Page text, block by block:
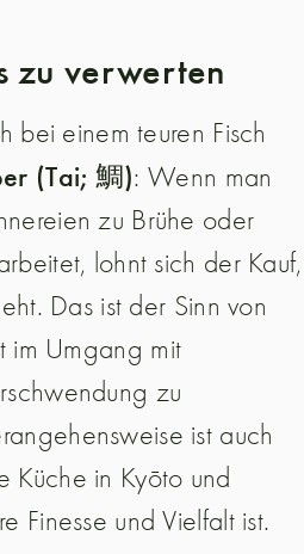
zu verwerten
bei einem teuren Fisch
(Tai; 鯛): Wenn man
zu Brühe oder
lohnt sich der Kauf,
Das ist der Sinn von
im Umgang mit
zu
ist auch
Küche in Kyōto und
Finesse und Vielfalt ist.